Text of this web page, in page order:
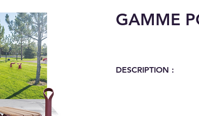
GAMME
DESCRIPTION :